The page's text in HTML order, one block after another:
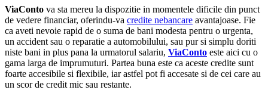
ViaConto va sta mereu la dispozitie in momentele dificile din punct
de vedere financiar, oferindu-va credite nebancare avantajoase. Fie
ca aveti nevoie rapid de o suma de bani modesta pentru o urgenta,
un accident sau o reparatie a automobilului, sau pur si simplu doriti
niste bani in plus pana la urmatorul salariu, ViaConto este aici cu o
gama larga de imprumuturi. Partea buna este ca aceste credite sunt
foarte accesibile si flexibile, iar astfel pot fi accesate si de cei care au
un scor de credit mic sau restante.